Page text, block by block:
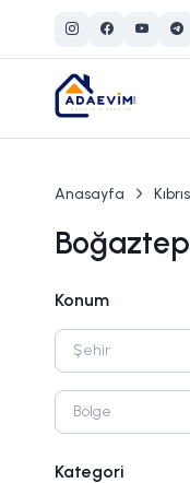
Anasayfa
Konum
Şehir
Bölge
Kategori